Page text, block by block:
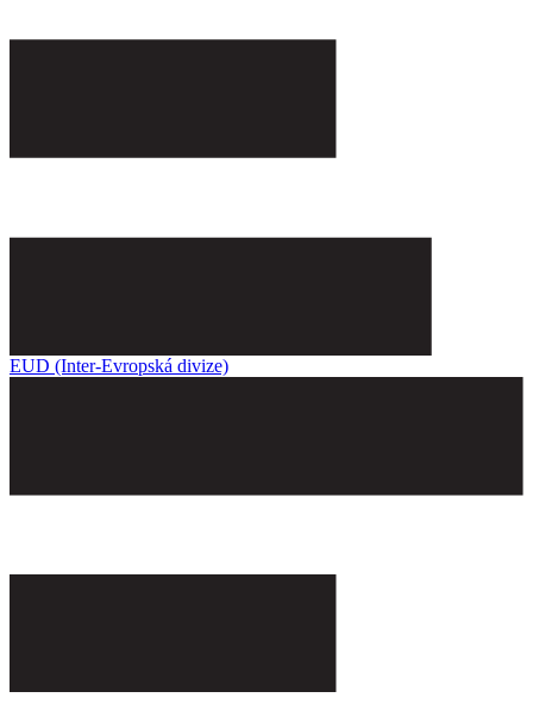
EUD (Inter-Evropská divize)